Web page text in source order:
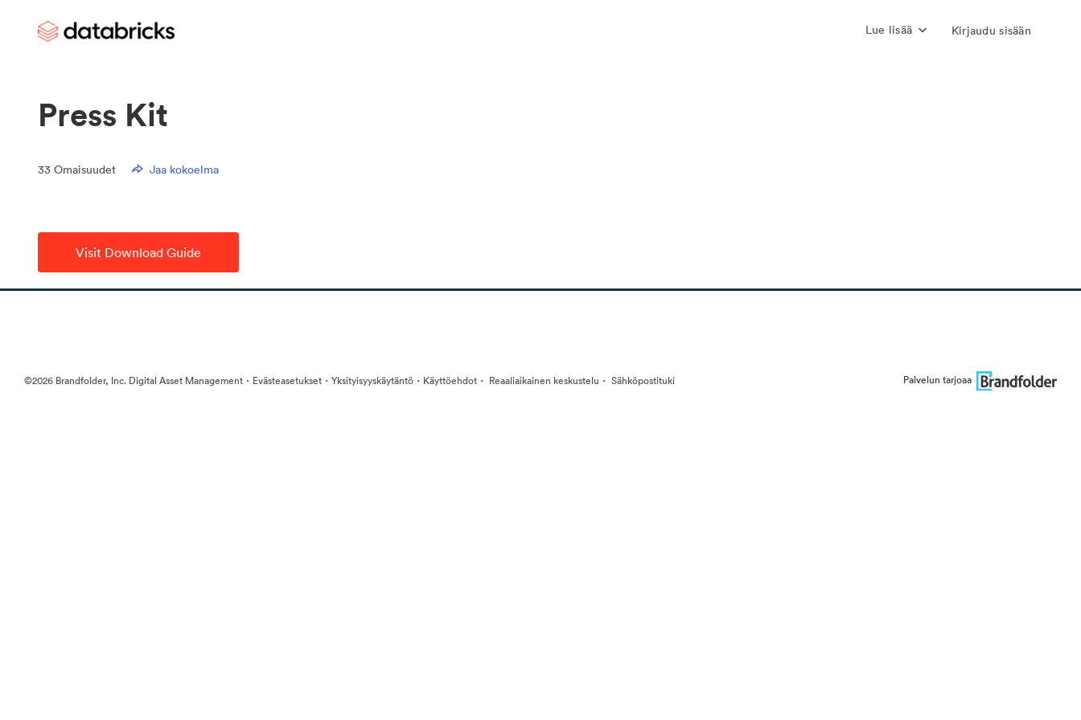
Lue lisää Kirjaudu sisään
Press Kit
33 Omaisuudet Jaa kokoelma
Visit Download Guide
©2026 Brandfolder, Inc. Digital Asset Management · Evästeasetukset · Yksityisyyskäytäntö · Käyttöehdot · Reaaliaikainen keskustelu · Sähköpostituki Palvelun tarjoaa